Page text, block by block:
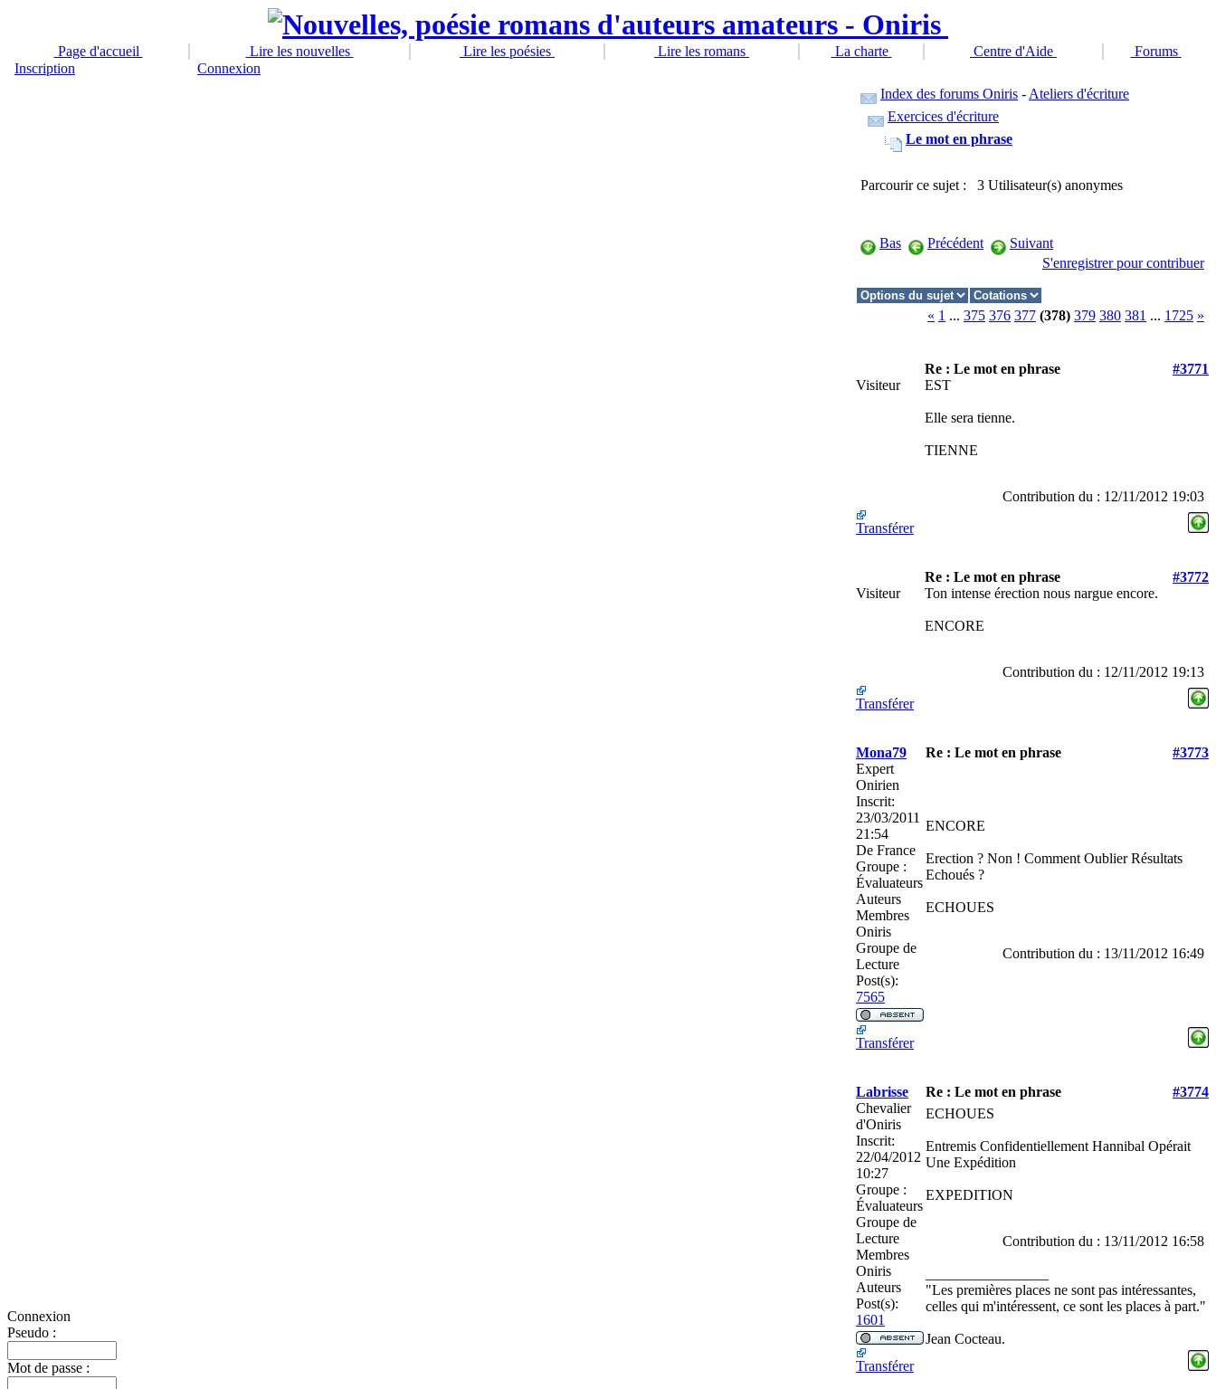
Page d'accueil Lire les nouvelles Lire les poésies Lire les romans La charte Centre d'Aide
Forums
Inscription
Connexion
Connexion
Pseudo :
Mot de passe :
Index des forums Oniris - Ateliers d'écriture
Exercices d'écriture
Le mot en phrase
Parcourir ce sujet : 3 Utilisateur(s) anonymes
Bas Précédent
Suivant
S'enregistrer pour contribuer
« 1 ... 375 376 377 (378) 379 380 381 ... 1725 »
Re : Le mot en phrase
#3771
Visiteur
EST
Elle sera tienne.
TIENNE
Contribution du : 12/11/2012 19:03
Transférer
Re : Le mot en phrase
#3772
Visiteur
Ton intense érection nous nargue encore.
ENCORE
Contribution du : 12/11/2012 19:13
Transférer
Mona79 Re : Le mot en phrase
#3773
Expert
Onirien
Inscrit:
23/03/2011
21:54
De France
Groupe :
Évaluateurs
Auteurs
Membres
Oniris
Groupe de
Lecture
Post(s):
7565
ENCORE
Erection ? Non ! Comment Oublier Résultats
Echoués ?
ECHOUES
Contribution du : 13/11/2012 16:49
Transférer
Labrisse Re : Le mot en phrase
#3774
Chevalier
d'Oniris
Inscrit:
22/04/2012
10:27
Groupe :
Évaluateurs
Groupe de
Lecture
Membres
Oniris
Auteurs
Post(s):
1601
ECHOUES
Entremis Confidentiellement Hannibal Opérait
Une Expédition
EXPEDITION
Contribution du : 13/11/2012 16:58
"Les premières places ne sont pas intéressantes,
celles qui m'intéressent, ce sont les places à part."
Jean Cocteau.
Transférer